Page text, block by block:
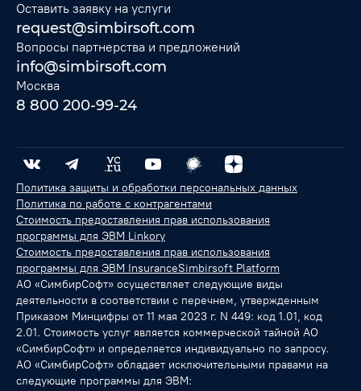
Оставить заявку на услуги
request@simbirsoft.com
Вопросы партнерства и предложений
info@simbirsoft.com
Москва
8 800 200-99-24
Политика защиты и обработки персональных данных
Политика по работе с контрагентами
Стоимость предоставления прав использования
программы для ЭВМ Linkory
Стоимость предоставления прав использования
программы для ЭВМ InsuranceSimbirsoft Platform
АО «СимбирСофт» осуществляет следующие виды
деятельности в соответствии с перечнем, утвержденным
Приказом Минцифры от 11 мая 2023 г. N 449: код 1.01, код
2.01. Стоимость услуг является коммерческой тайной АО
«СимбирСофт» и определяется индивидуально по запросу.
АО «СимбирСофт» обладает исключительными правами на
следующие программы для ЭВМ: